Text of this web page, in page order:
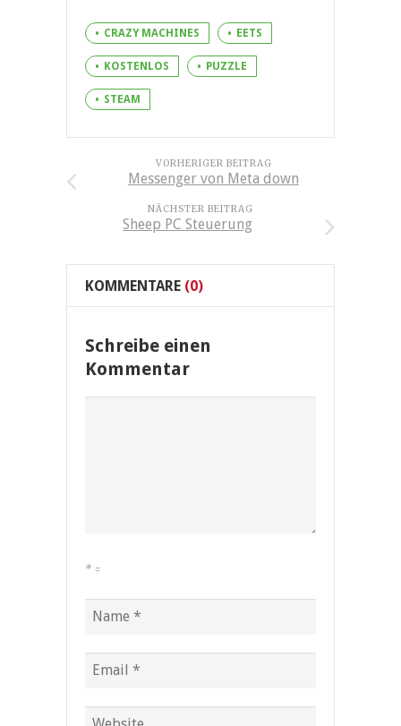
CRAZY MACHINES EETS
KOSTENLOS PUZZLE
STEAM
VORHERIGER BEITRAG
Messenger von Meta down
NÄCHSTER BEITRAG
Sheep PC Steuerung
KOMMENTARE (0)
Schreibe einen
Kommentar
* =